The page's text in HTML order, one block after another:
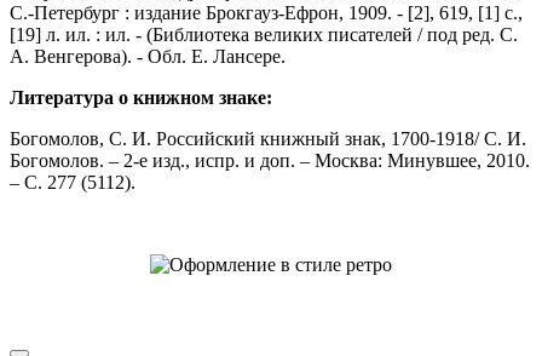
С.-Петербург : издание Брокгауз-Ефрон, 1909. - [2], 619, [1] с.,
[19] л. ил. : ил. - (Библиотека великих писателей / под ред. С.
А. Венгерова). - Обл. Е. Лансере.
Литература о книжном знаке:
Богомолов, С. И. Российский книжный знак, 1700-1918/ С. И.
Богомолов. – 2-е изд., испр. и доп. – Москва: Минувшее, 2010.
– С. 277 (5112).